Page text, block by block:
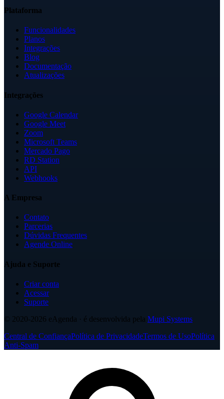
Plataforma
Funcionalidades
Planos
Integrações
Blog
Documentação
Atualizações
Integrações
Google Calendar
Google Meet
Zoom
Microsoft Teams
Mercado Pago
RD Station
API
Webhooks
A Empresa
Contato
Parcerias
Dúvidas Frequentes
Agende Online
Ajuda e Suporte
Criar conta
Acessar
Suporte
© 2020-2026 eAgenda · é desenvolvida pela Mupi Systems
Central de ConfiançaPolítica de PrivacidadeTermos de UsoPolítica
Anti-Spam